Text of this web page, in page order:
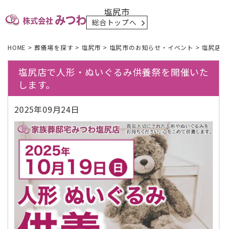
塩尻市
総合トップへ
HOME > 葬儀場を探す > 塩尻市 > 塩尻市のお知らせ・イベント >塩尻店
塩尻店で人形・ぬいぐるみ供養祭を開催いた
します。
2025年09月24日